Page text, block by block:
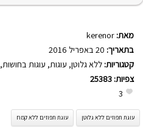
מאת: kerenor
בתאריך:
קטגוריות: ללא גלוטן, עוגות, עוגות בחושות,
צפיות: 25383
3
עוגת תפוזים ללא גלוטן עוגת תפוזים ללא קמח